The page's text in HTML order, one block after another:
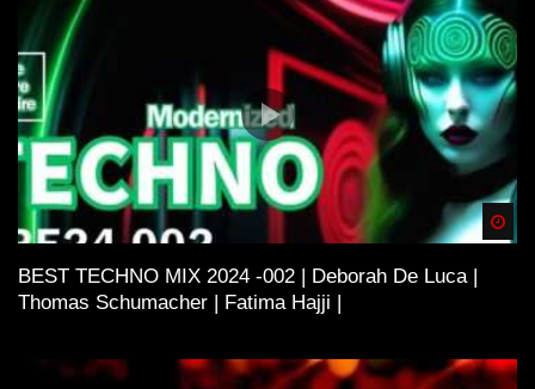
BEST TECHNO MIX 2024 -002 | Deborah De Luca |
Thomas Schumacher | Fatima Hajji |